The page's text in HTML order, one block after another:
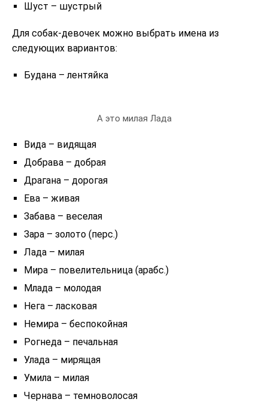
Шуст – шустрый
Для собак-девочек можно выбрать имена из
следующих вариантов:
Будана – лентяйка
А это милая Лада
Вида – видящая
Добрава – добрая
Драгана – дорогая
Ева – живая
Забава – веселая
Зара – золото (перс.)
Лада – милая
Мира – повелительница (арабс.)
Млада – молодая
Нега – ласковая
Немира – беспокойная
Рогнеда – печальная
Улада – мирящая
Умила – милая
Чернава – темноволосая